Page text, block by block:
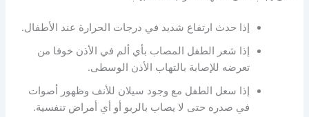
إذا حدث ارتفاع شديد في درجات الحرارة عند الأطفال.
إذا شعر الطفل المصاب بأي ألم في الأذن خوفا من
تعرضه للإصابة بالتهاب الأذن الوسطى.
إذا سعل الطفل مع وجود سيلان للأنف وظهور أصوات
في صدره حتى لا يصاب بالربو أو أي أمراض تنفسية.